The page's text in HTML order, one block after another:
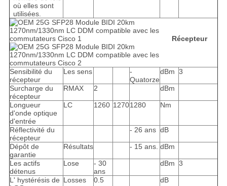
où elles sont
utilisées.
Récepteur
Sensibilité du
récepteur
Les sens
-
Quatorze
dBm 3
Surcharge du
récepteur
RMAX 2 dBm
Longueur
d'onde optique
d'entrée
LC 1260 12701280 Nm
Réflectivité du
récepteur
- 26 ans dB
Dépôt de
garantie
Résultats - 15 ans. dBm
Les actifs
détenus
Lose
- 30
ans
dBm 3
L' hystérésis de Losses 0.5 dB